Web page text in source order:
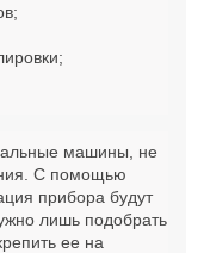
машины, не
С помощью
прибора будут
лишь подобрать
ее на